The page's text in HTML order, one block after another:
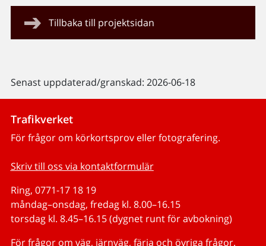
Tillbaka till projektsidan
Senast uppdaterad/granskad: 2026-06-18
Trafikverket
För frågor om körkortsprov eller fotografering.
Skriv till oss via kontaktformulär
Ring, 0771-17 18 19
måndag–onsdag, fredag kl. 8.00–16.15
torsdag kl. 8.45–16.15 (dygnet runt för avbokning)
För frågor om väg, järnväg, färja och övriga frågor.